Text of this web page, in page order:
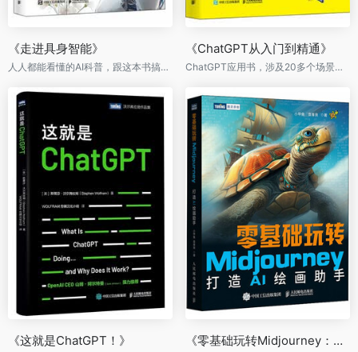
《走进具身智能》
人人都能看懂的AI科普，跟这本书搞定具身智能机器人
《ChatGPT从入门到精通》
ChatGPT应用书，涉及20多个场景，涵盖高效办公+打造IP+副业赚钱+新知学习+生活质量提升
《这就是ChatGPT！》 《零基础玩转Midjourney：打造AI绘画助手》